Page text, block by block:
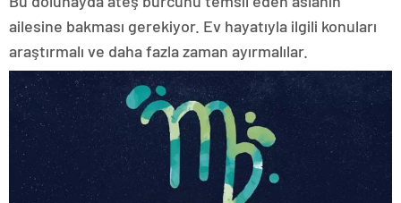
ailesine bakması gerekiyor. Ev hayatıyla ilgili konuları
araştırmalı ve daha fazla zaman ayırmalılar.